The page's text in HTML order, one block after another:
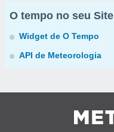
O tempo no seu Site
Widget de O Tempo
API de Meteorologia